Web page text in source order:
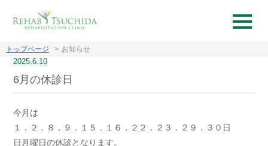
トップページ お知らせ
2025.6.10
6月の休診日
今月は
１．２．８．９．１５．１６．２２．２３．２９．３０日
日月曜日の休診となります。